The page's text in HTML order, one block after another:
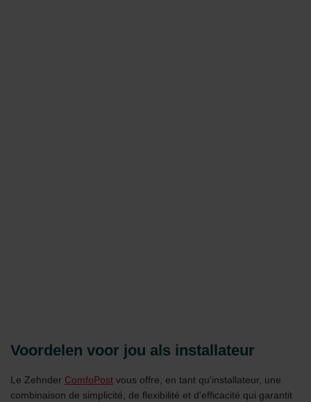
Voordelen voor jou als installateur
Le Zehnder ComfoPost vous offre, en tant qu'installateur, une
combinaison de simplicité, de flexibilité et d'efficacité qui garantit